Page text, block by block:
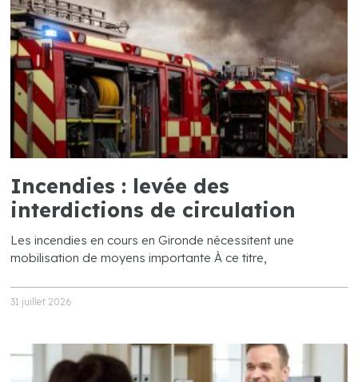
Incendies : levée des
interdictions de circulation
Les incendies en cours en Gironde nécessitent une
mobilisation de moyens importante À ce titre,
31 juillet 2026